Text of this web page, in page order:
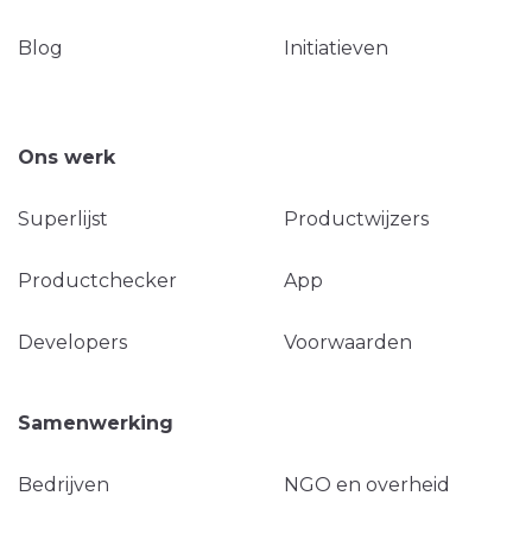
Blog Initiatieven
Ons werk
Superlijst Productwijzers
Productchecker App
Developers Voorwaarden
Samenwerking
Bedrijven NGO en overheid